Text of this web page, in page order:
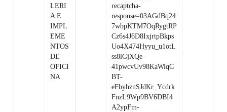
LERI
A E
IMPL
EME
NTOS
DE
OFICI
NA
recaptcha-
response=03AGdBq24
7wbpKTM7OqRygtRP
Cz6s4J6D8IxjrtpBkps
Uo4X474Hyyu_u1otL
ss8lGjXQe-
41pwcvUv98KaWiqC
BT-
eFbyhznSJdKr_Ycdrk
FnzL9Wp9BV6DBI4
A2ypFm-